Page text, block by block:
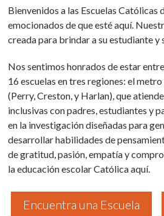
Bienvenidos a las Escuelas
emocionados de que esté aquí.
creada para brindar a su estudiante
Nos sentimos honrados de estar
16 escuelas en tres regiones: el
(Perry, Creston, y Harlan), que
inclusivas con padres, estudiantes y
en la investigación diseñadas para
desarrollar habilidades de
de gratitud, pasión, empatía y
la educación escolar Católica aquí.
Encuentra una Escuela